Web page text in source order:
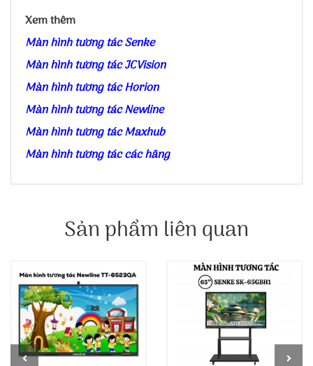
Xem thêm
Màn hình tương tác Senke
Màn hình tương tác JCVision
Màn hình tương tác Horion
Màn hình tương tác Newline
Màn hình tương tác Maxhub
Màn hình tương tác các hãng
Sản phẩm liên quan